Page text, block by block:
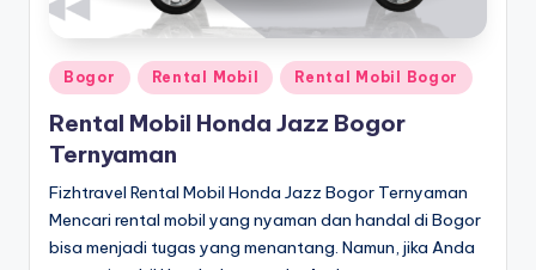
Posted
in
Bogor Rental Mobil Rental Mobil Bogor
Rental Mobil Honda Jazz Bogor
Ternyaman
Fizhtravel Rental Mobil Honda Jazz Bogor Ternyaman
Mencari rental mobil yang nyaman dan handal di Bogor
bisa menjadi tugas yang menantang. Namun, jika Anda